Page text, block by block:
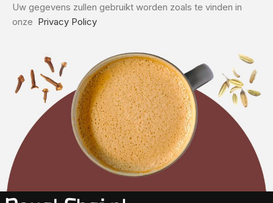
Uw gegevens zullen gebruikt worden zoals te vinden in
onze Privacy Policy